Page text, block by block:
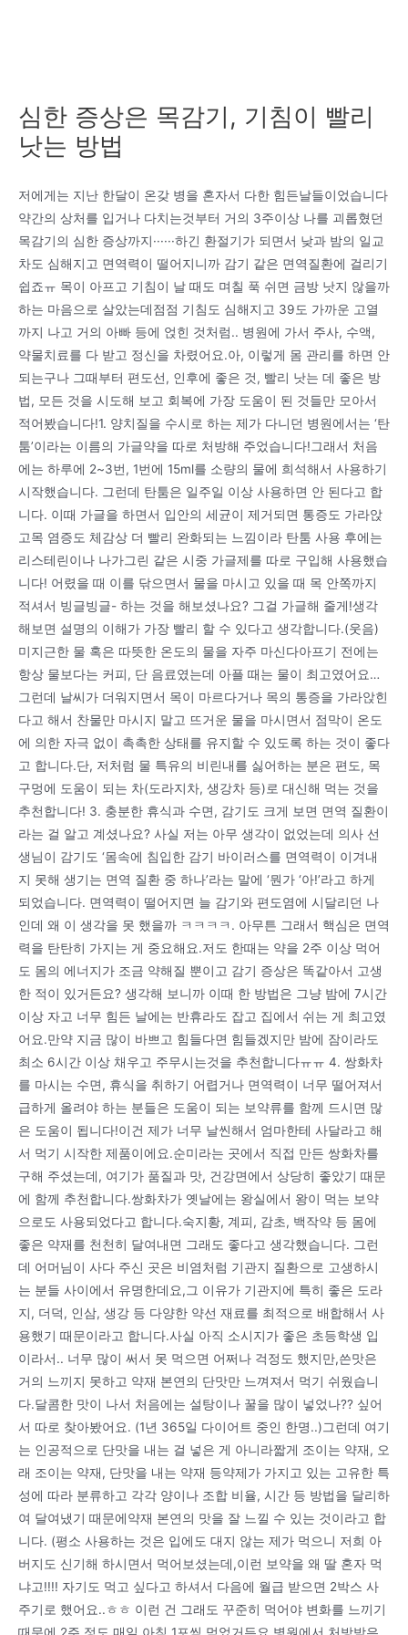
심한 증상은 목감기, 기침이 빨리
낫는 방법
저에게는 지난 한달이 온갖 병을 혼자서 다한 힘든날들이었습니다
약간의 상처를 입거나 다치는것부터 거의 3주이상 나를 괴롭혔던
목감기의 심한 증상까지······하긴 환절기가 되면서 낮과 밤의 일교
차도 심해지고 면역력이 떨어지니까 감기 같은 면역질환에 걸리기
쉽죠ㅠ 목이 아프고 기침이 날 때도 며칠 푹 쉬면 금방 낫지 않을까
하는 마음으로 살았는데점점 기침도 심해지고 39도 가까운 고열
까지 나고 거의 아빠 등에 얹힌 것처럼.. 병원에 가서 주사, 수액,
약물치료를 다 받고 정신을 차렸어요.아, 이렇게 몸 관리를 하면 안
되는구나 그때부터 편도선, 인후에 좋은 것, 빨리 낫는 데 좋은 방
법, 모든 것을 시도해 보고 회복에 가장 도움이 된 것들만 모아서
적어봤습니다!1. 양치질을 수시로 하는 제가 다니던 병원에서는 ‘탄
툼’이라는 이름의 가글약을 따로 처방해 주었습니다!그래서 처음
에는 하루에 2~3번, 1번에 15ml를 소량의 물에 희석해서 사용하기
시작했습니다. 그런데 탄툼은 일주일 이상 사용하면 안 된다고 합
니다. 이때 가글을 하면서 입안의 세균이 제거되면 통증도 가라앉
고목 염증도 체감상 더 빨리 완화되는 느낌이라 탄툼 사용 후에는
리스테린이나 나가그린 같은 시중 가글제를 따로 구입해 사용했습
니다! 어렸을 때 이를 닦으면서 물을 마시고 있을 때 목 안쪽까지
적셔서 빙글빙글- 하는 것을 해보셨나요? 그걸 가글해 줄게!생각
해보면 설명의 이해가 가장 빨리 할 수 있다고 생각합니다.(웃음)
미지근한 물 혹은 따뜻한 온도의 물을 자주 마신다아프기 전에는
항상 물보다는 커피, 단 음료였는데 아플 때는 물이 최고였어요…
그런데 날씨가 더워지면서 목이 마르다거나 목의 통증을 가라앉힌
다고 해서 찬물만 마시지 말고 뜨거운 물을 마시면서 점막이 온도
에 의한 자극 없이 촉촉한 상태를 유지할 수 있도록 하는 것이 좋다
고 합니다.단, 저처럼 물 특유의 비린내를 싫어하는 분은 편도, 목
구멍에 도움이 되는 차(도라지차, 생강차 등)로 대신해 먹는 것을
추천합니다! 3. 충분한 휴식과 수면, 감기도 크게 보면 면역 질환이
라는 걸 알고 계셨나요? 사실 저는 아무 생각이 없었는데 의사 선
생님이 감기도 ‘몸속에 침입한 감기 바이러스를 면역력이 이겨내
지 못해 생기는 면역 질환 중 하나’라는 말에 ‘뭔가 ‘아!’라고 하게
되었습니다. 면역력이 떨어지면 늘 감기와 편도염에 시달리던 나
인데 왜 이 생각을 못 했을까 ㅋㅋㅋㅋ. 아무튼 그래서 핵심은 면역
력을 탄탄히 가지는 게 중요해요.저도 한때는 약을 2주 이상 먹어
도 몸의 에너지가 조금 약해질 뿐이고 감기 증상은 똑같아서 고생
한 적이 있거든요? 생각해 보니까 이때 한 방법은 그냥 밤에 7시간
이상 자고 너무 힘든 날에는 반휴라도 잡고 집에서 쉬는 게 최고였
어요.만약 지금 많이 바쁘고 힘들다면 힘들겠지만 밤에 잠이라도
최소 6시간 이상 채우고 주무시는것을 추천합니다ㅠㅠ 4. 쌍화차
를 마시는 수면, 휴식을 취하기 어렵거나 면역력이 너무 떨어져서
급하게 올려야 하는 분들은 도움이 되는 보약류를 함께 드시면 많
은 도움이 됩니다!이건 제가 너무 날씬해서 엄마한테 사달라고 해
서 먹기 시작한 제품이에요.순미라는 곳에서 직접 만든 쌍화차를
구해 주셨는데, 여기가 품질과 맛, 건강면에서 상당히 좋았기 때문
에 함께 추천합니다.쌍화차가 옛날에는 왕실에서 왕이 먹는 보약
으로도 사용되었다고 합니다.숙지황, 계피, 감초, 백작약 등 몸에
좋은 약재를 천천히 달여내면 그래도 좋다고 생각했습니다. 그런
데 어머님이 사다 주신 곳은 비염처럼 기관지 질환으로 고생하시
는 분들 사이에서 유명한데요,그 이유가 기관지에 특히 좋은 도라
지, 더덕, 인삼, 생강 등 다양한 약선 재료를 최적으로 배합해서 사
용했기 때문이라고 합니다.사실 아직 소시지가 좋은 초등학생 입
이라서.. 너무 많이 써서 못 먹으면 어쩌나 걱정도 했지만,쓴맛은
거의 느끼지 못하고 약재 본연의 단맛만 느껴져서 먹기 쉬웠습니
다.달콤한 맛이 나서 처음에는 설탕이나 꿀을 많이 넣었나?? 싶어
서 따로 찾아봤어요. (1년 365일 다이어트 중인 한명..)그런데 여기
는 인공적으로 단맛을 내는 걸 넣은 게 아니라짧게 조이는 약재, 오
래 조이는 약재, 단맛을 내는 약재 등약제가 가지고 있는 고유한 특
성에 따라 분류하고 각각 양이나 조합 비율, 시간 등 방법을 달리하
여 달여냈기 때문에약재 본연의 맛을 잘 느낄 수 있는 것이라고 합
니다. (평소 사용하는 것은 입에도 대지 않는 제가 먹으니 저희 아
버지도 신기해 하시면서 먹어보셨는데,이런 보약을 왜 딸 혼자 먹
냐고!!!! 자기도 먹고 싶다고 하셔서 다음에 월급 받으면 2박스 사
주기로 했어요..ㅎㅎ 이런 건 그래도 꾸준히 먹어야 변화를 느끼기